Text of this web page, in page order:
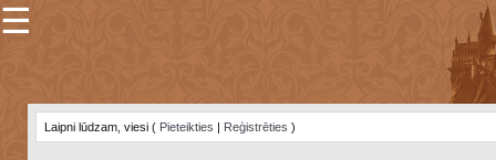
×
☰
Laipni lūdzam, viesi ( Pieteikties | Reģistrēties )